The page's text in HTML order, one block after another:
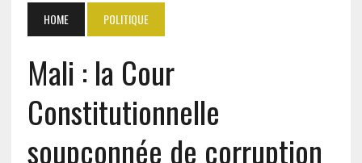
HOME POLITIQUE
Mali : la Cour
Constitutionnelle
soupçonnée de corruption